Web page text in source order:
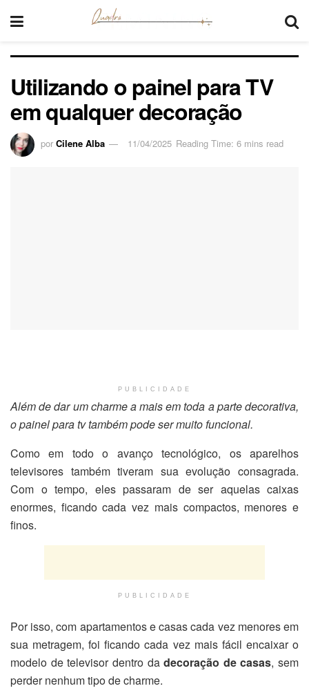
Utilizando o painel para TV
em qualquer decoração
por Cilene Alba 11/04/2025 Reading Time: 6 mins read
PUBLICIDADE
Além de dar um charme a mais em toda a parte decorativa,
o painel para tv também pode ser muito funcional.
Como em todo o avanço tecnológico, os aparelhos
televisores também tiveram sua evolução consagrada.
Com o tempo, eles passaram de ser aquelas caixas
enormes, ficando cada vez mais compactos, menores e
finos.
PUBLICIDADE
Por isso, com apartamentos e casas cada vez menores em
sua metragem, foi ficando cada vez mais fácil encaixar o
modelo de televisor dentro dadecoração de casas, sem
perder nenhum tipo de charme.